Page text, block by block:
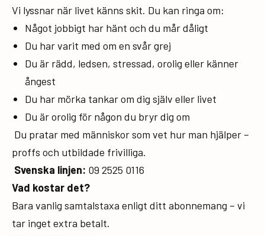
Vi lyssnar när livet känns skit. Du kan ringa om:
Något jobbigt har hänt och du mår dåligt
Du har varit med om en svår grej
Du är rädd, ledsen, stressad, orolig eller känner
ångest
Du har mörka tankar om dig själv eller livet
Du är orolig för någon du bryr dig om
Du pratar med människor som vet hur man hjälper –
proffs och utbildade frivilliga.
Svenska linjen: 09 2525 0116
Vad kostar det?
Bara vanlig samtalstaxa enligt ditt abonnemang – vi
tar inget extra betalt.